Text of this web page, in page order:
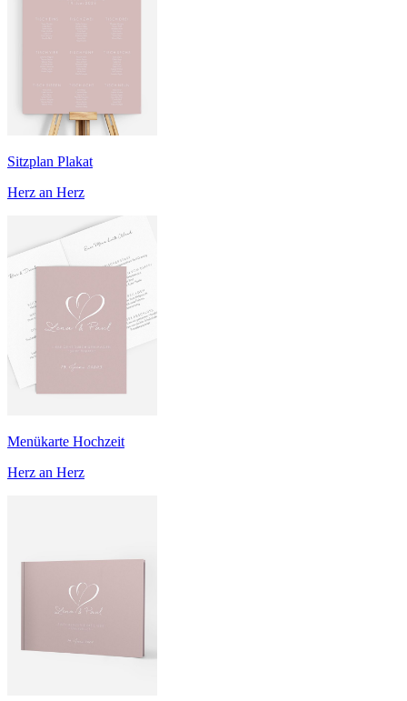
Sitzplan Plakat
Herz an Herz
Menükarte Hochzeit
Herz an Herz